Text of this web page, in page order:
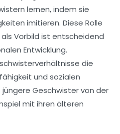
lernen, indem sie
imitieren. Diese Rolle
als Vorbild ist entscheidend
Entwicklung.
die
und sozialen
Geschwister von der
mit ihren älteren